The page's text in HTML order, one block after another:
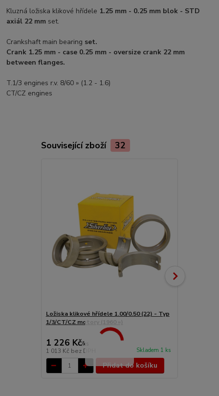
Kluzná ložiska klikové hřídele 1.25 mm - 0.25 mm blok - STD
axiál 22 mm set.
Crankshaft main bearing set.
Crank 1.25 mm - case 0.25 mm - oversize crank 22 mm
between flanges.
T.1/3 engines r.v. 8/60 » (1.2 - 1.6)
CT/CZ engines
Související zboží 32
Ložiska klikové hřídele 1.00/0.50 (22) - Typ
1/3/CT/CZ motory (1960 »)
1 226 Kč/ks
1 013 Kč bez DPH Skladem 1 ks
Přidat do košíku